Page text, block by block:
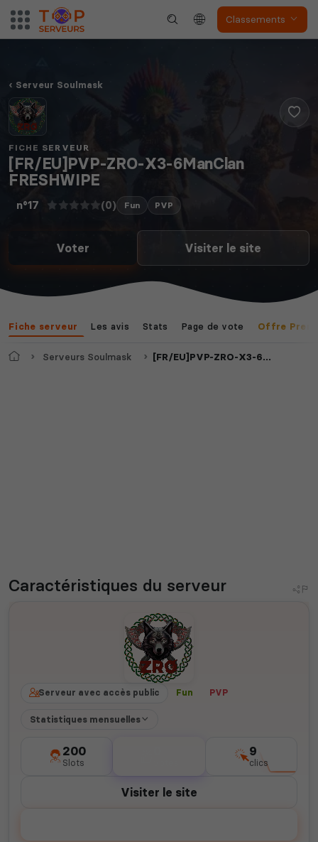
Classements
Serveur Soulmask
FICHE SERVEUR
[FR/EU]PVP-ZRO-X3-6ManClan
FRESHWIPE
n°17 (0) Fun PVP
Voter Visiter le site
Fiche serveur Les avis Stats Page de vote Offre
AccueilServeurs Soulmask [FR/EU]PVP-ZRO-X3-6ManClan FRESHWIPE
Caractéristiques du serveur
Serveur avec accès public Fun PVP
Statistiques mensuelles
200
Slots
9
clics
Visiter le site